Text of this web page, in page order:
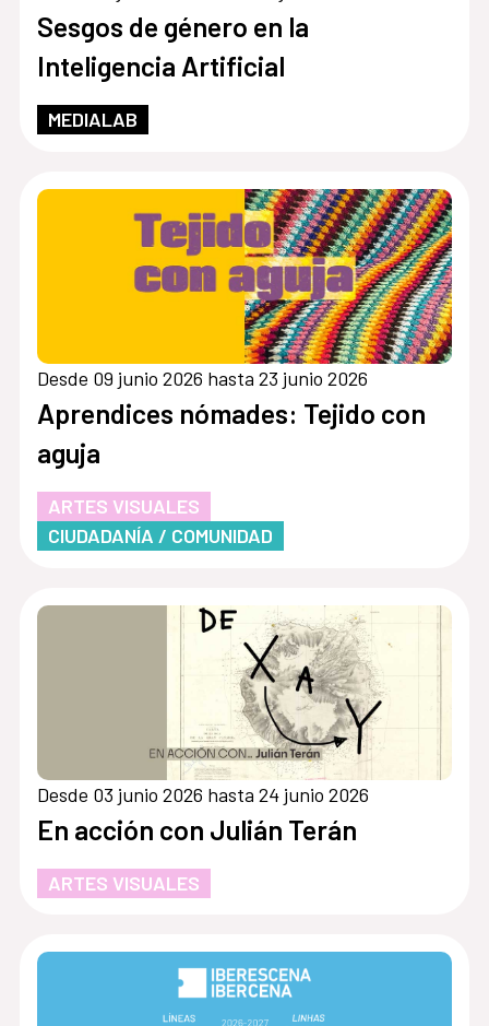
Sesgos de género en la
Inteligencia Artificial
MEDIALAB
Desde 09 junio 2026 hasta 23 junio 2026
Aprendices nómades: Tejido con
aguja
ARTES VISUALES
CIUDADANÍA / COMUNIDAD
Desde 03 junio 2026 hasta 24 junio 2026
En acción con Julián Terán
ARTES VISUALES